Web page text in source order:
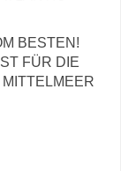
BESTEN!
FÜR DIE